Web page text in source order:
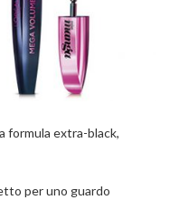
formula extra-black,
per uno guardo